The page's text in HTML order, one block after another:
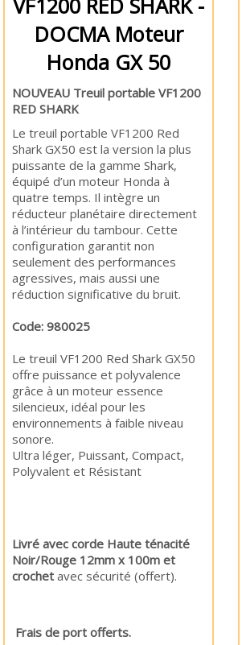
VF1200 RED SHARK -
DOCMA Moteur
Honda GX 50
NOUVEAU Treuil portable VF1200
RED SHARK
Le treuil portable VF1200 Red
Shark GX50 est la version la plus
puissante de la gamme Shark,
équipé d’un moteur Honda à
quatre temps. Il intègre un
réducteur planétaire directement
à l’intérieur du tambour. Cette
configuration garantit non
seulement des performances
agressives, mais aussi une
réduction significative du bruit.
Code: 980025
Le treuil VF1200 Red Shark GX50
offre puissance et polyvalence
grâce à un moteur essence
silencieux, idéal pour les
environnements à faible niveau
sonore.
Ultra léger, Puissant, Compact,
Polyvalent et Résistant
Livré avec corde Haute ténacité
Noir/Rouge 12mm x 100m et
crochet avec sécurité (offert).
Frais de port offerts.